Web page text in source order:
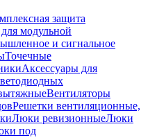
защита
модульной
и сигнальное
Точечные
Аксессуары для
Вентиляторы
Решетки вентиляционные,
Люки ревизионныеЛюки
под